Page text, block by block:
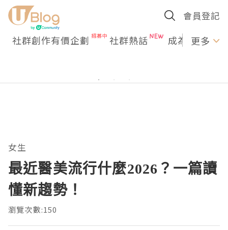
會員登記
社群創作有價企劃 社群熱話 成為U更多
女生
最近醫美流行什麼2026？一篇讀
懂新趨勢！
瀏覽次數:150